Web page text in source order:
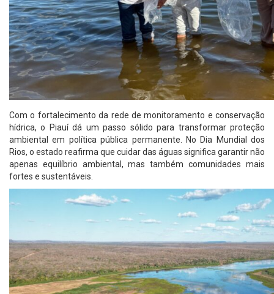
Com o fortalecimento da rede de monitoramento e conservação
hídrica, o Piauí dá um passo sólido para transformar proteção
ambiental em política pública permanente. No Dia Mundial dos
Rios, o estado reafirma que cuidar das águas significa garantir não
apenas equilíbrio ambiental, mas também comunidades mais
fortes e sustentáveis.